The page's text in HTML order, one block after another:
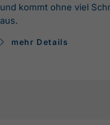
und kommt ohne viel
aus.
mehr Details